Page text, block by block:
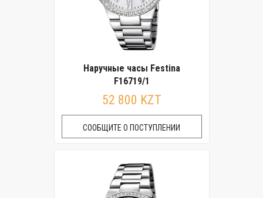
Наручные часы Festina
F16719/1
52 800 KZT
СООБЩИТЕ О ПОСТУПЛЕНИИ